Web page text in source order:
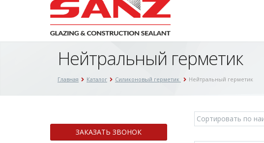
Нейтральный герметик
Главная Каталог Силиконовый герметик Нейтральный герметик
ЗАКАЗАТЬ ЗВОНОК